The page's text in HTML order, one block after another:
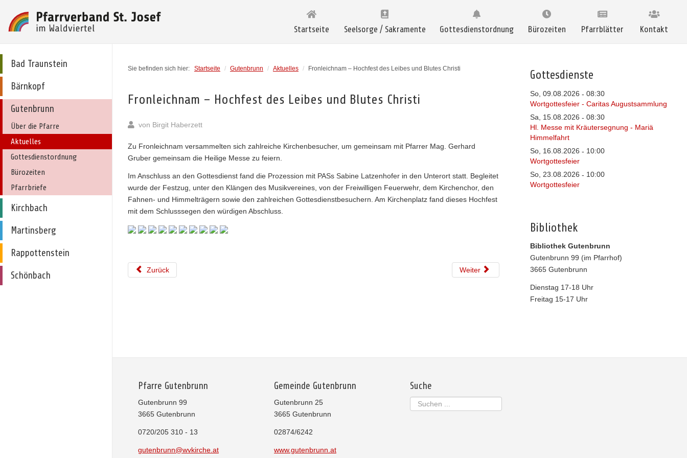
Startseite Seelsorge / Sakramente Gottesdienstordnung Bürozeiten Pfarrblätter Kontakt
Bad Traunstein
Bärnkopf
Gutenbrunn
Über die Pfarre
Aktuelles
Gottesdienstordnung
Bürozeiten
Pfarrbriefe
Kirchbach
Martinsberg
Rappottenstein
Schönbach
Sie befinden sich hier: Startseite / Gutenbrunn / Aktuelles / Fronleichnam – Hochfest des Leibes und Blutes Christi
Fronleichnam – Hochfest des Leibes und Blutes Christi
von Birgit Haberzett
Zu Fronleichnam versammelten sich zahlreiche Kirchenbesucher, um gemeinsam mit Pfarrer Mag. Gerhard
Gruber gemeinsam die Heilige Messe zu feiern.
Im Anschluss an den Gottesdienst fand die Prozession mit PASs Sabine Latzenhofer in den Unterort statt. Begleitet
wurde der Festzug, unter den Klängen des Musikvereines, von der Freiwilligen Feuerwehr, dem Kirchenchor, den
Fahnen- und Himmelträgern sowie den zahlreichen Gottesdienstbesuchern. Am Kirchenplatz fand dieses Hochfest
mit dem Schlusssegen den würdigen Abschluss.
Zurück Weiter
Gottesdienste
So, 09.08.2026 - 08:30
Wortgottesfeier - Caritas Augustsammlung
Sa, 15.08.2026 - 08:30
Hl. Messe mit Kräutersegnung - Mariä
Himmelfahrt
So, 16.08.2026 - 10:00
Wortgottesfeier
So, 23.08.2026 - 10:00
Wortgottesfeier
Bibliothek
Bibliothek Gutenbrunn
Gutenbrunn 99 (im Pfarrhof)
3665 Gutenbrunn
Dienstag 17-18 Uhr
Freitag 15-17 Uhr
Pfarre Gutenbrunn
Gutenbrunn 99
3665 Gutenbrunn
0720/205 310 - 13
gutenbrunn@wvkirche.at
Gemeinde Gutenbrunn
Gutenbrunn 25
3665 Gutenbrunn
02874/6242
www.gutenbrunn.at
Suche
Suchen
...